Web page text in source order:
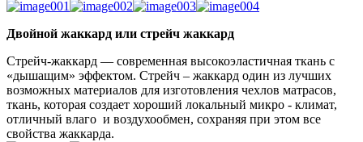
Двойной жаккард или стрейч жаккард
Стрейч-жаккард — современная высокоэластичная ткань с
«дышащим» эффектом. Стрейч – жаккард один из лучших
возможных материалов для изготовления чехлов матрасов,
ткань, которая создает хороший локальный микро - климат,
отличный влаго и воздухообмен, сохраняя при этом все
свойства жаккарда.